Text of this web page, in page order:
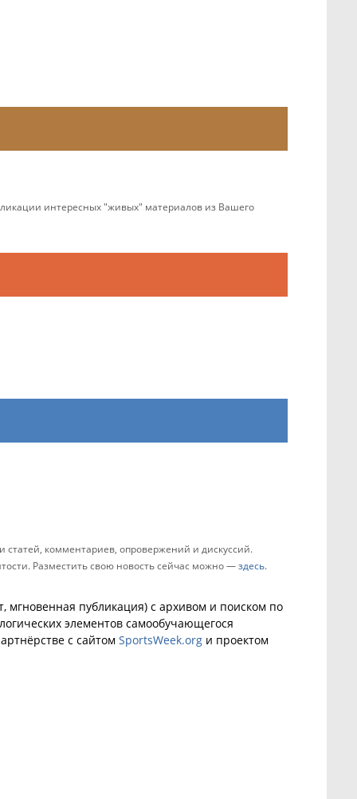
интересных "живых" материалов из Вашего
комментариев, опровержений и дискуссий.
Разместить свою новость сейчас можно —здесь.
публикация) с архивом и поиском по
элементов самообучающегося
с сайтом SportsWeek.org и проектом